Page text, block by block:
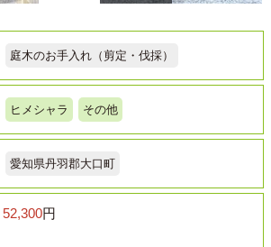
庭木のお手入れ（剪定・伐採）
ヒメシャラ その他
愛知県丹羽郡大口町
52,300円